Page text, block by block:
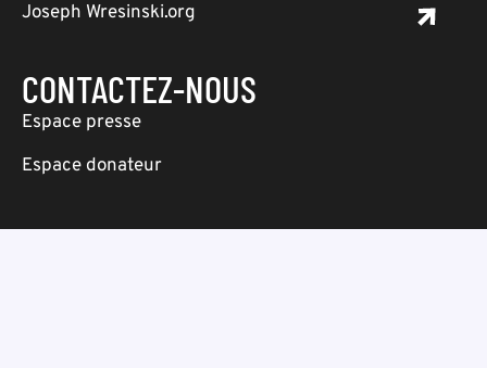
Joseph Wresinski.org
CONTACTEZ-NOUS
Espace presse
Espace donateur